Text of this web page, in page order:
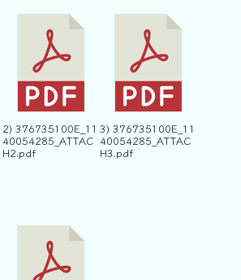
2) 376735100E_11
40054285_ATTAC
H2.pdf
3) 376735100E_11
40054285_ATTAC
H3.pdf